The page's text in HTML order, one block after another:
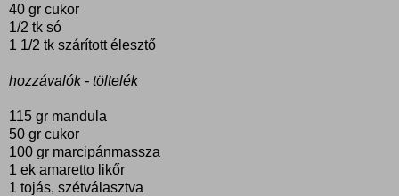
40 gr cukor
1/2 tk só
1 1/2 tk szárított élesztő
hozzávalók - töltelék
115 gr mandula
50 gr cukor
100 gr marcipánmassza
1 ek amaretto likőr
1 tojás, szétválasztva